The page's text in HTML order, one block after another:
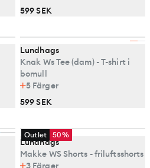
599 SEK
Lundhags
Knak Ws Tee (dam) - T-shirt i
bomull
5 Färger
599 SEK
Outlet 50%
Lundhags
Makke WS Shorts - friluftsshorts
3 Färger